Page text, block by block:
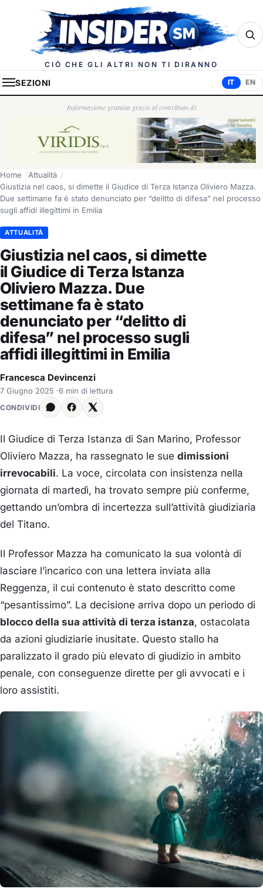
Insider.sm
CIÒ CHE GLI ALTRI NON TI DIRANNO
SEZIONI IT EN
Informazione gratuita grazie al contributo di
Home
Attualità
Giustizia nel caos, si dimette il Giudice di Terza Istanza Oliviero Mazza.
Due settimane fa è stato denunciato per “delitto di difesa” nel processo
sugli affidi illegittimi in Emilia
ATTUALITÀ
Giustizia nel caos, si dimette
il Giudice di Terza Istanza
Oliviero Mazza. Due
settimane fa è stato
denunciato per “delitto di
difesa” nel processo sugli
affidi illegittimi in Emilia
Francesca Devincenzi
7 Giugno 2025 ·6 min di lettura
CONDIVIDI
Il Giudice di Terza Istanza di San Marino, Professor
Oliviero Mazza, ha rassegnato le sue dimissioni
irrevocabili. La voce, circolata con insistenza nella
giornata di martedì, ha trovato sempre più conferme,
gettando un’ombra di incertezza sull’attività giudiziaria
del Titano.
Il Professor Mazza ha comunicato la sua volontà di
lasciare l’incarico con una lettera inviata alla
Reggenza, il cui contenuto è stato descritto come
“pesantissimo”. La decisione arriva dopo un periodo di
blocco della sua attività di terza istanza, ostacolata
da azioni giudiziarie inusitate. Questo stallo ha
paralizzato il grado più elevato di giudizio in ambito
penale, con conseguenze dirette per gli avvocati e i
loro assistiti.